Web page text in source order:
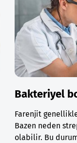
Bakteriyel
Farenjit
Bazen neden
olabilir. Bu